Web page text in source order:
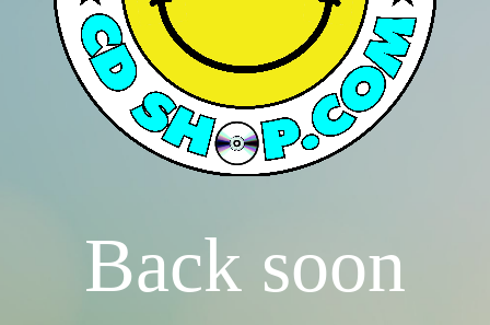
Back soon